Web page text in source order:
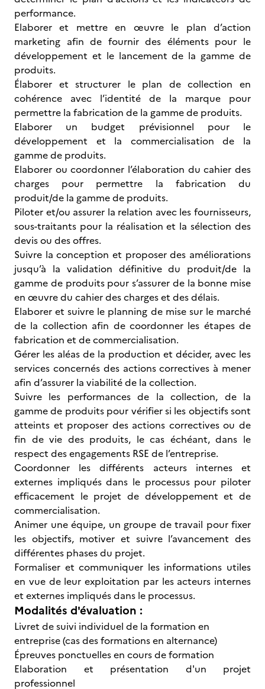
performance.
Elaborer et mettre en œuvre le plan d’action
marketing afin de fournir des éléments pour le
développement et le lancement de la gamme de
produits.
Élaborer et structurer le plan de collection en
cohérence avec l’identité de la marque pour
permettre la fabrication de la gamme de produits.
Elaborer un budget prévisionnel pour le
développement et la commercialisation de la
gamme de produits.
Elaborer ou coordonner l’élaboration du cahier des
charges pour permettre la fabrication du
produit/de la gamme de produits.
Piloter et/ou assurer la relation avec les fournisseurs,
sous-traitants pour la réalisation et la sélection des
devis ou des offres.
Suivre la conception et proposer des améliorations
jusqu’à la validation définitive du produit/de la
gamme de produits pour s’assurer de la bonne mise
en œuvre du cahier des charges et des délais.
Elaborer et suivre le planning de mise sur le marché
de la collection afin de coordonner les étapes de
fabrication et de commercialisation.
Gérer les aléas de la production et décider, avec les
services concernés des actions correctives à mener
afin d’assurer la viabilité de la collection.
Suivre les performances de la collection, de la
gamme de produits pour vérifier si les objectifs sont
atteints et proposer des actions correctives ou de
fin de vie des produits, le cas échéant, dans le
respect des engagements RSE de l’entreprise.
Coordonner les différents acteurs internes et
externes impliqués dans le processus pour piloter
efficacement le projet de développement et de
commercialisation.
Animer une équipe, un groupe de travail pour fixer
les objectifs, motiver et suivre l’avancement des
différentes phases du projet.
Formaliser et communiquer les informations utiles
en vue de leur exploitation par les acteurs internes
et externes impliqués dans le processus.
Modalités d'évaluation :
Livret de suivi individuel de la formation en
entreprise (cas des formations en alternance)
Épreuves ponctuelles en cours de formation
Elaboration et présentation d'un projet
professionnel